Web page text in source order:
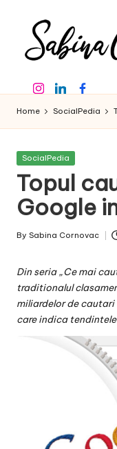
content
a
b
in
a
C
o
r
n
o
v
creator
de
16
InstagramLinkedinFacebook
Home SocialPedia
Posted
SocialPedia
Topul
Google
Posted
By Sabina Cornovac
Din seria „Ce mai
traditionalul
miliardelor de
care indica